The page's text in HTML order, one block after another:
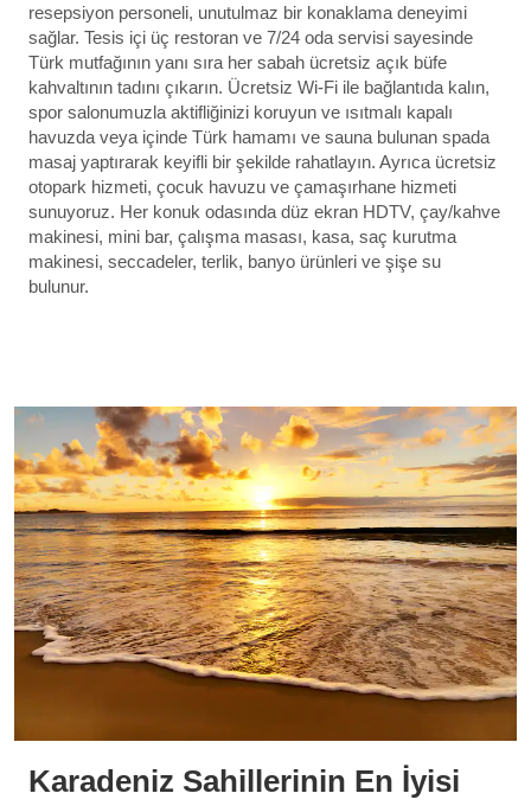
resepsiyon personeli, unutulmaz bir konaklama deneyimi
sağlar. Tesis içi üç restoran ve 7/24 oda servisi sayesinde
Türk mutfağının yanı sıra her sabah ücretsiz açık büfe
kahvaltının tadını çıkarın. Ücretsiz Wi-Fi ile bağlantıda kalın,
spor salonumuzla aktifliğinizi koruyun ve ısıtmalı kapalı
havuzda veya içinde Türk hamamı ve sauna bulunan spada
masaj yaptırarak keyifli bir şekilde rahatlayın. Ayrıca ücretsiz
otopark hizmeti, çocuk havuzu ve çamaşırhane hizmeti
sunuyoruz. Her konuk odasında düz ekran HDTV, çay/kahve
makinesi, mini bar, çalışma masası, kasa, saç kurutma
makinesi, seccadeler, terlik, banyo ürünleri ve şişe su
bulunur.
Karadeniz Sahillerinin En İyisi